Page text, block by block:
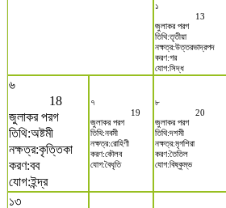
১
13
জুলাকর পরগ
তিথি:তৃতীয়া
নক্ষত্র:উত্তরভাদ্রপদ
করণ:গর
যোগ:সিদ্ধ
৬
18
জুলাকর পরগ
তিথি:অষ্টমী
নক্ষত্র:কৃত্তিকা
করণ:বব
যোগ:ইন্দ্র
৭
19
জুলাকর পরগ
তিথি:নবমী
নক্ষত্র:রোহিণী
করণ:কৌলব
যোগ:বৈধৃতি
৮
20
জুলাকর পরগ
তিথি:দশমী
নক্ষত্র:মৃগশিরা
করণ:তৈতিল
যোগ:বিষ্কুম্ভ
১৩